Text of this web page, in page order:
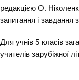
редакцією О.
запитання і завдання
Для учнів 5 класів
учителів зарубіжної